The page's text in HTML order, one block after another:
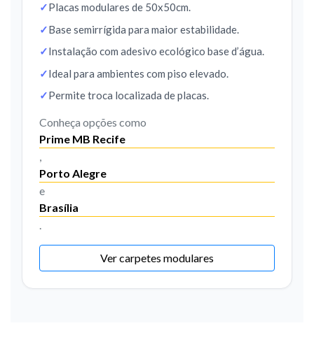
Placas modulares de 50x50cm.
Base semirrígida para maior estabilidade.
Instalação com adesivo ecológico base d’água.
Ideal para ambientes com piso elevado.
Permite troca localizada de placas.
Conheça opções como
Prime MB Recife
,
Porto Alegre
e
Brasília
.
Ver carpetes modulares